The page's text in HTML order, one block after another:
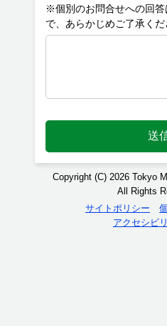
※個別のお問合せへの回
送
Copyright (C) 2026 Tokyo
All Rights
サイトポリシー
アクセシビ